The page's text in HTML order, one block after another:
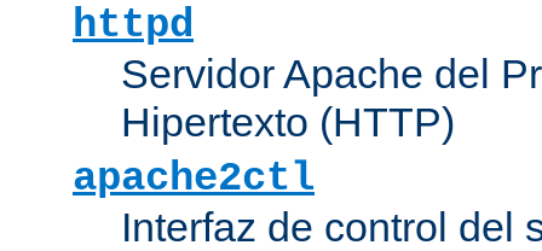
httpd
Servidor Apache del
Hipertexto (HTTP)
apache2ctl
Interfaz de control del